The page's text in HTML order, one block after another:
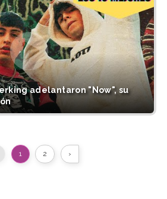
adelantaron "Now", su
1 2 ›